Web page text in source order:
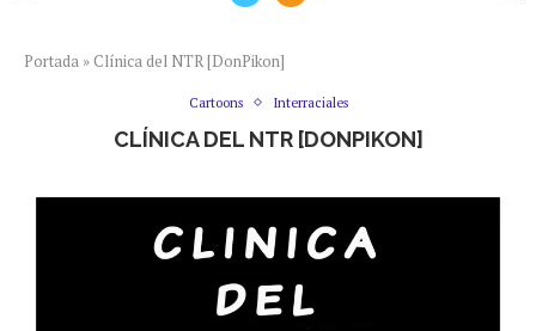
Portada » Clínica del NTR [DonPikon]
Cartoons Interraciales
CLÍNICA DEL NTR [DONPIKON]